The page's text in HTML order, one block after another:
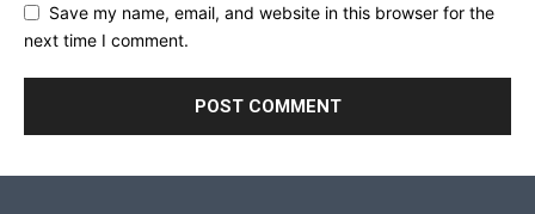
Save my name, email, and website in this browser for the
next time I comment.